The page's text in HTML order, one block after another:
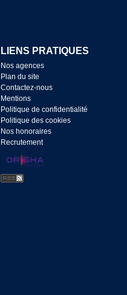
LIENS PRATIQUES
Nos agences
Plan du site
Contactez-nous
Mentions
Politique de confidentialité
Politique des cookies
Nos honoraires
Recrutement